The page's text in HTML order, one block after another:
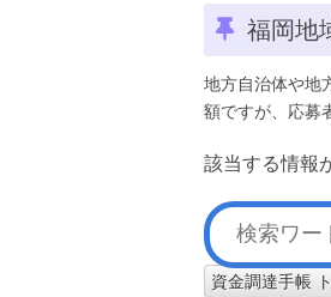
福岡地
地方自治体や地
額ですが、応募
該当する情報
資金調達手帳